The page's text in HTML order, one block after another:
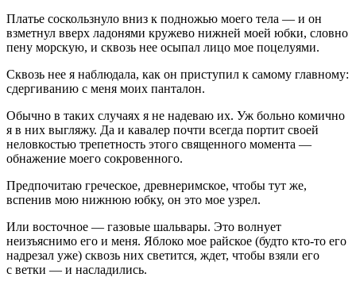
Платье соскользнуло вниз к подножью моего тела — и он
взметнул вверх ладонями кружево нижней моей юбки, словно
пену морскую, и сквозь нее осыпал лицо мое поцелуями.
Сквозь нее я наблюдала, как он приступил к самому главному:
сдергиванию с меня моих панталон.
Обычно в таких случаях я не надеваю их. Уж больно комично
я в них выгляжу. Да и кавалер почти всегда портит своей
неловкостью трепетность этого священного момента —
обнажение моего сокровенного.
Предпочитаю греческое, древнеримское, чтобы тут же,
вспенив мою нижнюю юбку, он это мое узрел.
Или восточное — газовые шальвары. Это волнует
неизъяснимо его и меня. Яблоко мое райское (будто кто-то его
надрезал уже) сквозь них светится, ждет, чтобы взяли его
с ветки — и насладились.